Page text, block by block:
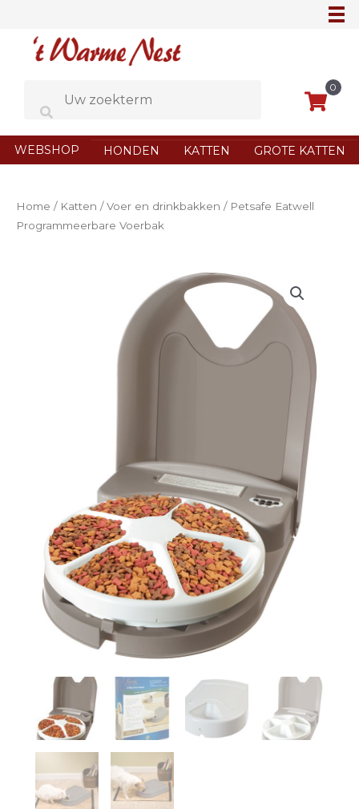
0
WEBSHOP HONDEN KATTEN GROTE KATTEN
Home / Katten /Voer en drinkbakken / Petsafe Eatwell
Programmeerbare Voerbak